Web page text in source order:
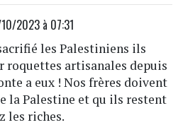
2023 à 07:31
les Palestiniens ils
roquettes artisanales depuis
a eux ! Nos frères doivent
la Palestine et qu ils restent
les riches.